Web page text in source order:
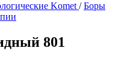
Komet /Боры
801